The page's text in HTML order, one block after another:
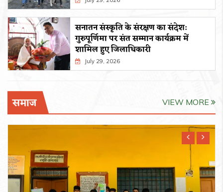
सनातन संस्कृति के संरक्षण का संदेश:
गुरुपूर्णिमा पर संत सम्मान कार्यक्रम में
शामिल हुए जिलाधिकारी
July 29, 2026
समाज VIEW MORE